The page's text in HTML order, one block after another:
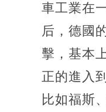
車工業在
后，德國
擊，基本
正的進入
比如福斯